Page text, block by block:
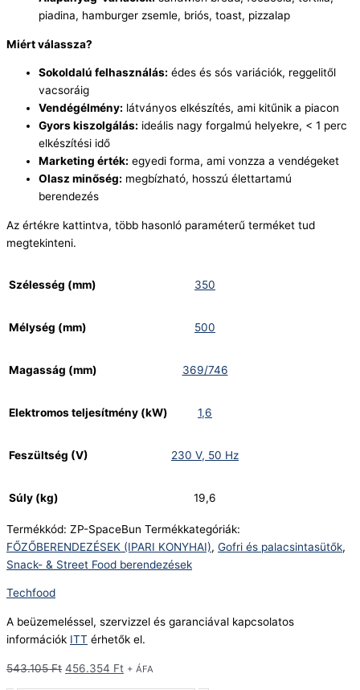
piadina, hamburger zsemle, briós, toast, pizzalap
Miért válassza?
Sokoldalú felhasználás: édes és sós variációk, reggelitől
vacsoráig
Vendégélmény: látványos elkészítés, ami kitűnik a piacon
Gyors kiszolgálás: ideális nagy forgalmú helyekre, < 1 perc
elkészítési idő
Marketing érték: egyedi forma, ami vonzza a vendégeket
Olasz minőség: megbízható, hosszú élettartamú
berendezés
Az értékre kattintva, több hasonló paraméterű terméket tud
megtekinteni.
Szélesség (mm) 350
Mélység (mm) 500
Magasság (mm) 369/746
Elektromos teljesítmény (kW) 1,6
Feszültség (V) 230 V, 50 Hz
Súly (kg) 19,6
Termékkód: ZP-SpaceBun Termékkategóriák:
FŐZŐBERENDEZÉSEK (IPARI KONYHAI), Gofri és palacsintasütők,
Snack- & Street Food berendezések
Techfood
A beüzemeléssel, szervizzel és garanciával kapcsolatos
információk ITT érhetők el.
543.105Ft 456.354 Ft + ÁFA